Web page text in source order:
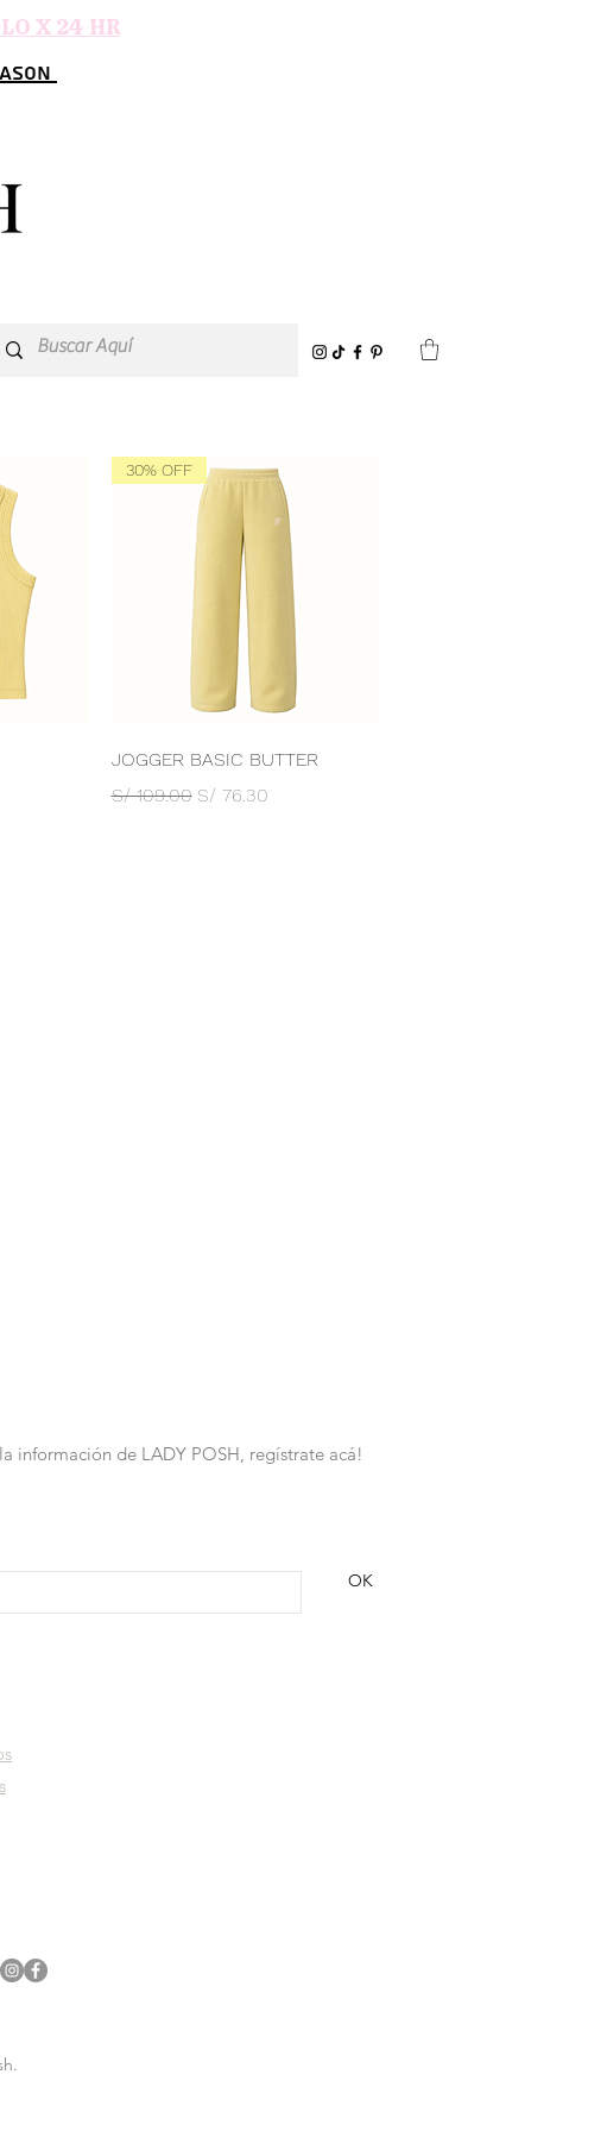
X 24 HR
Vista rápida
30% OFF
JOGGER BASIC BUTTER
Precio
S/ 109.00 Precio de oferta
S/ 76.30
información de LADY POSH, regístrate acá!
OK